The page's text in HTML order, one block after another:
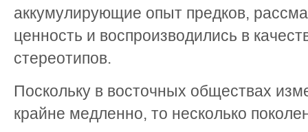
аккумулирующие опыт предков,
ценность и воспроизводились в
стереотипов.
Поскольку в восточных обществах
крайне медленно, то несколько